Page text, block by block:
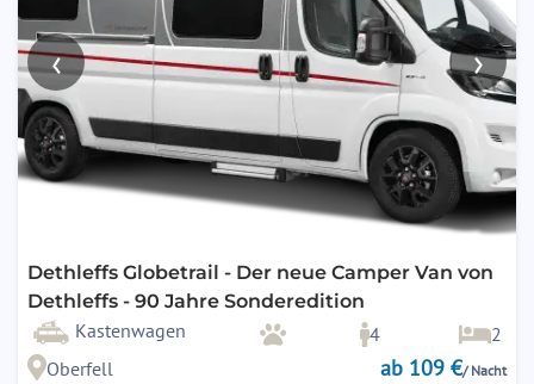
‹ ›
Dethleffs Globetrail - Der neue Camper Van von
Dethleffs - 90 Jahre Sonderedition
Kastenwagen 4
2
Oberfell
ab 109 €/ Nacht